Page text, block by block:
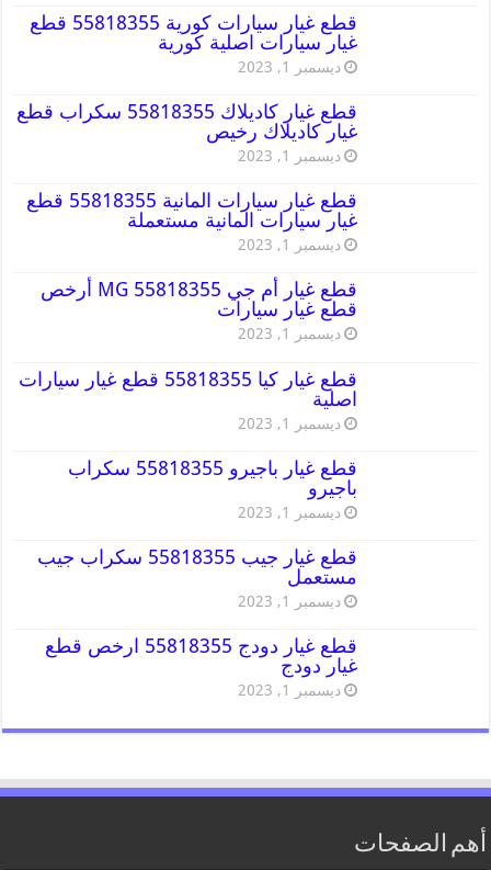
قطع غيار سيارات كورية 55818355 قطع
غيار سيارات اصلية كورية
ديسمبر 1, 2023
قطع غيار كاديلاك 55818355 سكراب قطع
غيار كاديلاك رخيص
ديسمبر 1, 2023
قطع غيار سيارات المانية 55818355 قطع
غيار سيارات المانية مستعملة
ديسمبر 1, 2023
قطع غيار أم جي MG 55818355 أرخص
قطع غيار سيارات
ديسمبر 1, 2023
قطع غيار كيا 55818355 قطع غيار سيارات
اصلية
ديسمبر 1, 2023
قطع غيار باجيرو 55818355 سكراب
باجيرو
ديسمبر 1, 2023
قطع غيار جيب 55818355 سكراب جيب
مستعمل
ديسمبر 1, 2023
قطع غيار دودج 55818355 ارخص قطع
غيار دودج
ديسمبر 1, 2023
أهم الصفحات